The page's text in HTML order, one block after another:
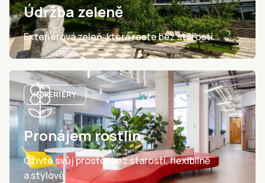
Údržba zeleně
Exteriérová zeleň, která roste bez starostí.
INTERIÉRY
Pronájem rostlin
Oživte svůj prostor bez starostí, flexibilně
a stylově.